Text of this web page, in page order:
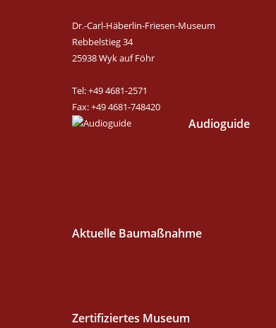
Dr.-Carl-Häberlin-Friesen-Museum
Rebbelstieg 34
25938 Wyk auf Föhr
Tel: +49 4681-2571
Fax: +49 4681-748420
Audioguide
Aktuelle Baumaßnahme
Zertifiziertes Museum